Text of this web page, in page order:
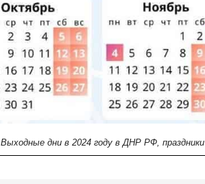
Выходные дни в 2024 году в ДНР РФ, праздники